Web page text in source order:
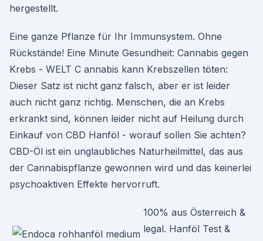
hergestellt.
Eine ganze Pflanze für Ihr Immunsystem. Ohne
Rückstände! Eine Minute Gesundheit: Cannabis gegen
Krebs - WELT C annabis kann Krebszellen töten:
Dieser Satz ist nicht ganz falsch, aber er ist leider
auch nicht ganz richtig. Menschen, die an Krebs
erkrankt sind, können leider nicht auf Heilung durch
Einkauf von CBD Hanföl - worauf sollen Sie achten?
CBD-Öl ist ein unglaubliches Naturheilmittel, das aus
der Cannabispflanze gewonnen wird und das keinerlei
psychoaktiven Effekte hervorruft.
100% aus Österreich &
legal. Hanföl Test &